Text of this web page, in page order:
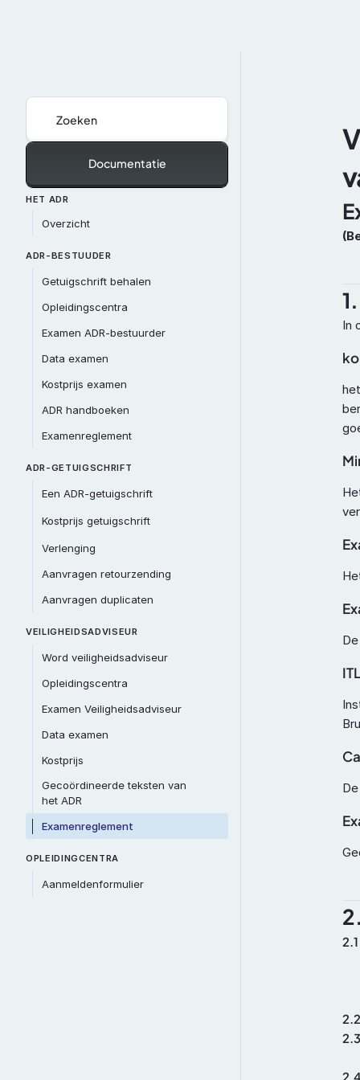
Zoeken
Documentatie
HET ADR
Overzicht
ADR-BESTUUDER
Getuigschrift behalen
Opleidingscentra
Examen ADR-bestuurder
Data examen
Kostprijs examen
ADR handboeken
Examenreglement
ADR-GETUIGSCHRIFT
Een ADR-getuigschrift
Kostprijs getuigschrift
Verlenging
Aanvragen retourzending
Aanvragen duplicaten
VEILIGHEIDSADVISEUR
Word veiligheidsadviseur
Opleidingscentra
Examen Veiligheidsadviseur
Data examen
Kostprijs
Gecoördineerde teksten van
het ADR
Examenreglement
OPLEIDINGCENTRA
Aanmeldenformulier
In
2.1
2.2
2.3